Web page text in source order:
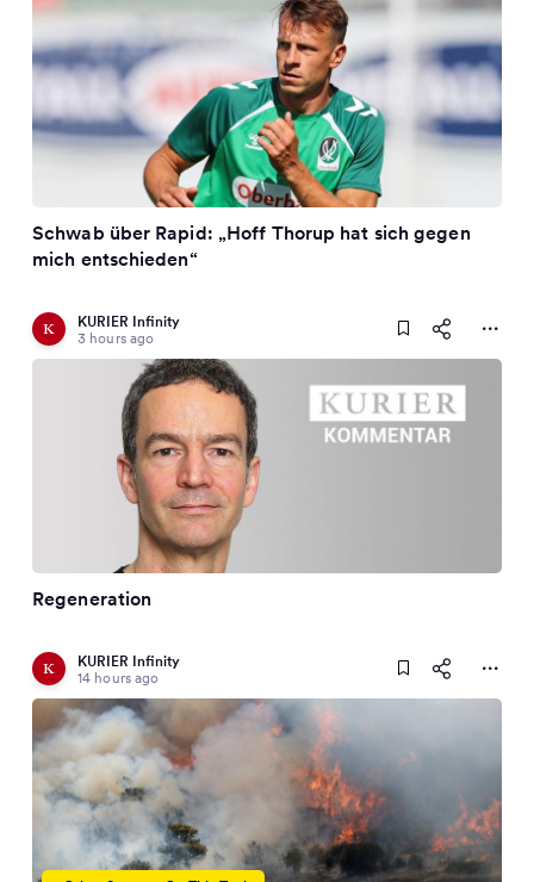
Schwab über Rapid: „Hoff Thorup hat sich gegen
mich entschieden“
KURIER Infinity
3 hours ago
Regeneration
KURIER Infinity
14 hours ago